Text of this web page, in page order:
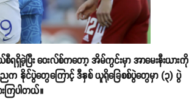
ရှိခဲ့ပြီး ဝေးလ်စ်ကတော့ အိမ်ကွင်းမှာ အာမေးနီးယားကို
နိုင်ပွဲတွေကြောင့် ဒီနှစ် ယူရိုခြေစစ်ပွဲတွေမှာ (၃) ပွဲ
ကြပါတယ်။